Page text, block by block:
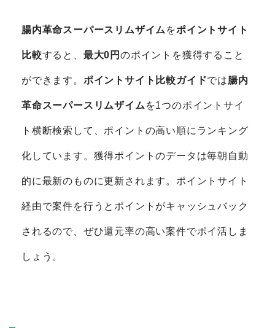
腸内革命スーパースリムザイム をポイントサイト
比較すると、 最大0円のポイントを獲得すること
ができます。 ポイントサイト比較ガイドでは腸内
革命スーパースリムザイム を1つのポイントサイ
ト横断検索して、ポイントの高い順にランキング
化しています。獲得ポイントのデータは毎朝自動
的に最新のものに更新されます。ポイントサイト
経由で案件を行うとポイントがキャッシュバック
されるので、ぜひ還元率の高い案件でポイ活しま
しょう。